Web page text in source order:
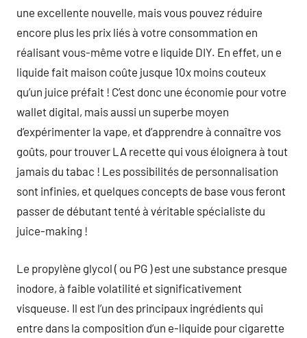
une excellente nouvelle, mais vous pouvez réduire
encore plus les prix liés à votre consommation en
réalisant vous-même votre e liquide DIY. En effet, un e
liquide fait maison coûte jusque 10x moins couteux
qu’un juice préfait ! C’est donc une économie pour votre
wallet digital, mais aussi un superbe moyen
d’expérimenter la vape, et d’apprendre à connaître vos
goûts, pour trouver LA recette qui vous éloignera à tout
jamais du tabac ! Les possibilités de personnalisation
sont infinies, et quelques concepts de base vous feront
passer de débutant tenté à véritable spécialiste du
juice-making !
Le propylène glycol ( ou PG ) est une substance presque
inodore, à faible volatilité et significativement
visqueuse. Il est l’un des principaux ingrédients qui
entre dans la composition d’un e-liquide pour cigarette